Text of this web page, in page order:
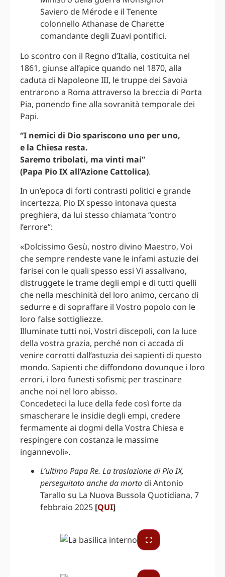
Saviero de Mérode e il Tenente
colonnello Athanase de Charette
comandante degli Zuavi pontifici.
Lo scontro con il Regno d’Italia, costituita nel
1861, giunse all’apice quando nel 1870, alla
caduta di Napoleone III, le truppe dei Savoia
entrarono a Roma attraverso la breccia di Porta
Pia, ponendo fine alla sovranità temporale dei
Papi.
“I nemici di Dio spariscono uno per uno,
e la Chiesa resta.
Saremo tribolati, ma vinti mai”
(Papa Pio IX all’Azione Cattolica).
In un’epoca di forti contrasti politici e grande
incertezza, Pio IX spesso intonava questa
preghiera, da lui stesso chiamata “contro
l’errore”:
«Dolcissimo Gesù, nostro divino Maestro, Voi
che sempre rendeste vane le infami astuzie dei
farisei con le quali spesso essi Vi assalivano,
distruggete le trame degli empi e di tutti quelli
che nella meschinità del loro animo, cercano di
sedurre e di sopraffare il Vostro popolo con le
loro false sottigliezze.
Illuminate tutti noi, Vostri discepoli, con la luce
della vostra grazia, perché non ci accada di
venire corrotti dall’astuzia dei sapienti di questo
mondo. Sapienti che diffondono dovunque i loro
errori, i loro funesti sofismi; per trascinare
anche noi nel loro abisso.
Concedeteci la luce della fede così forte da
smascherare le insidie degli empi, credere
fermamente ai dogmi della Vostra Chiesa e
respingere con costanza le massime
ingannevoli».
L’ultimo Papa Re. La traslazione di Pio IX,
perseguitato anche da morto di Antonio
Tarallo su La Nuova Bussola Quotidiana, 7
febbraio 2025 [QUI]